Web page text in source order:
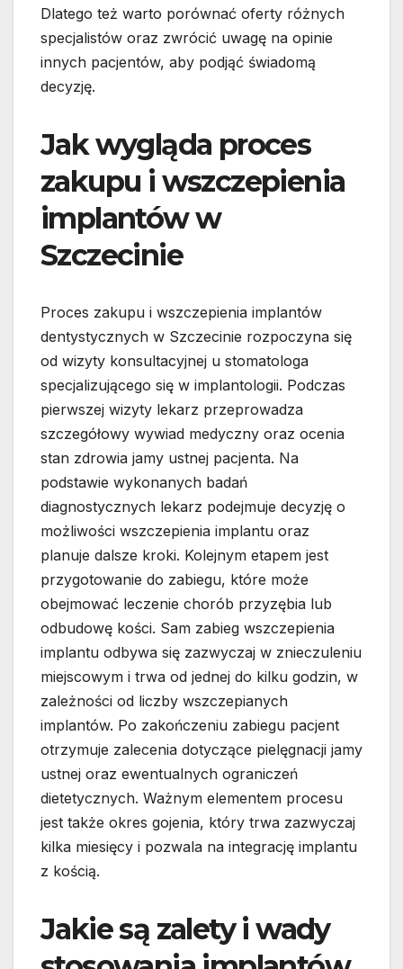
Dlatego też warto porównać oferty różnych
specjalistów oraz zwrócić uwagę na opinie
innych pacjentów, aby podjąć świadomą
decyzję.
Jak wygląda proces
zakupu i wszczepienia
implantów w
Szczecinie
Proces zakupu i wszczepienia implantów
dentystycznych w Szczecinie rozpoczyna się
od wizyty konsultacyjnej u stomatologa
specjalizującego się w implantologii. Podczas
pierwszej wizyty lekarz przeprowadza
szczegółowy wywiad medyczny oraz ocenia
stan zdrowia jamy ustnej pacjenta. Na
podstawie wykonanych badań
diagnostycznych lekarz podejmuje decyzję o
możliwości wszczepienia implantu oraz
planuje dalsze kroki. Kolejnym etapem jest
przygotowanie do zabiegu, które może
obejmować leczenie chorób przyzębia lub
odbudowę kości. Sam zabieg wszczepienia
implantu odbywa się zazwyczaj w znieczuleniu
miejscowym i trwa od jednej do kilku godzin, w
zależności od liczby wszczepianych
implantów. Po zakończeniu zabiegu pacjent
otrzymuje zalecenia dotyczące pielęgnacji jamy
ustnej oraz ewentualnych ograniczeń
dietetycznych. Ważnym elementem procesu
jest także okres gojenia, który trwa zazwyczaj
kilka miesięcy i pozwala na integrację implantu
z kością.
Jakie są zalety i wady